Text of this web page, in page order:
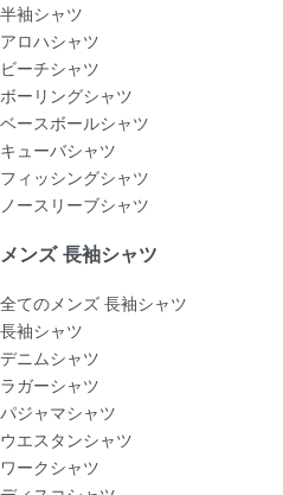
半袖シャツ
アロハシャツ
ビーチシャツ
ボーリングシャツ
ベースボールシャツ
キューバシャツ
フィッシングシャツ
ノースリーブシャツ
メンズ 長袖シャツ
全てのメンズ 長袖シャツ
長袖シャツ
デニムシャツ
ラガーシャツ
パジャマシャツ
ウエスタンシャツ
ワークシャツ